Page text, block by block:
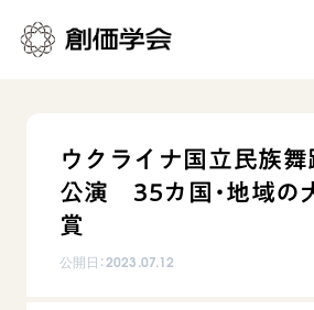
人間革命
自他共の幸福
日常の活動
平和・文化・教育
ウクライナ国立民族
公演 35カ国・地域の
賞
公開日：2023.07.12